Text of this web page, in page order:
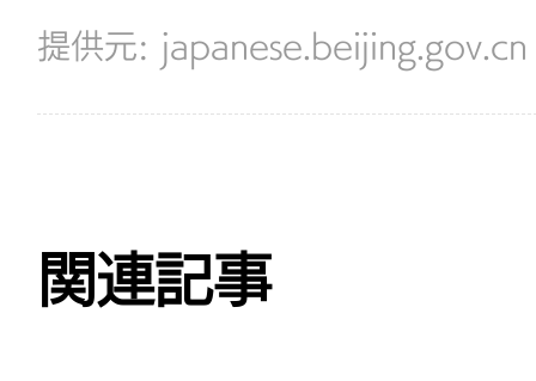
japanese.beijing.gov.cn
関連記事